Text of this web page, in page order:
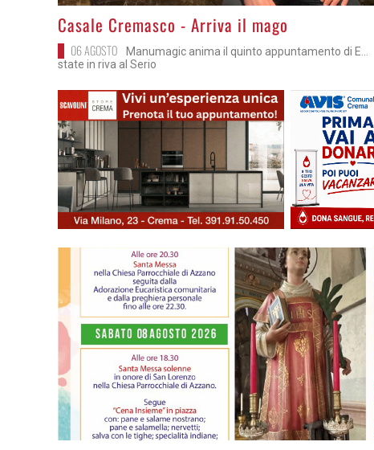
>
Casale Cremasco - Arriva il mago
06 AGOSTO
Manumagic anima il quinto appuntamento di E...
state in riva al Serio